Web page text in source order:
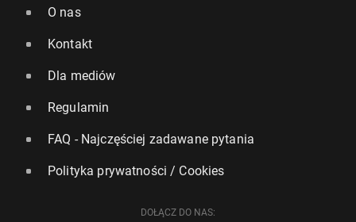
O nas
Kontakt
Dla mediów
Regulamin
FAQ - Najczęściej zadawane pytania
Polityka prywatności / Cookies
DOŁĄCZ DO NAS: